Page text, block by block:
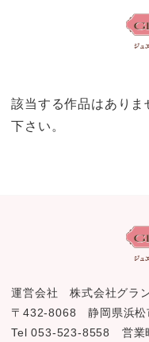
該当する作品はあり
下さい。
運営会社 株式会社グラ
〒432-8068 静岡県浜松
Tel 053-523-8558 営業